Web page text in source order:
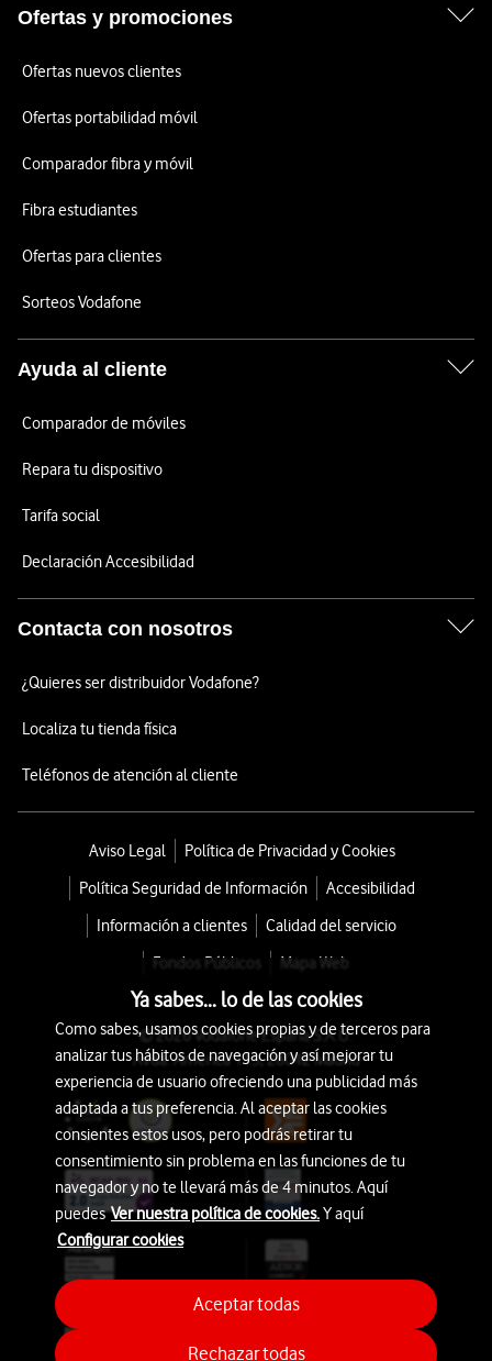
Ofertas y promociones
Ofertas nuevos clientes
Ofertas portabilidad móvil
Comparador fibra y móvil
Fibra estudiantes
Ofertas para clientes
Sorteos Vodafone
Ayuda al cliente
Comparador de móviles
Repara tu dispositivo
Tarifa social
Declaración Accesibilidad
Contacta con nosotros
¿Quieres ser distribuidor Vodafone?
Localiza tu tienda física
Teléfonos de atención al cliente
Aviso Legal
Política de Privacidad y Cookies
Política Seguridad de Información
Accesibilidad
Información a clientes
Calidad del servicio
Fondos Públicos
Mapa Web
© 2026 Vodafone España S.A.U.
Avda. América 115, 28042 Madrid
Ya sabes... lo de las cookies
Como sabes, usamos cookies propias y de terceros para
analizar tus hábitos de navegación y así mejorar tu
experiencia de usuario ofreciendo una publicidad más
adaptada a tus preferencia. Al aceptar las cookies
consientes estos usos, pero podrás retirar tu
consentimiento sin problema en las funciones de tu
navegador y no te llevará más de 4 minutos. Aquí
puedesVer nuestra política de cookies.Y aquí
Configurar cookies
Rechazar todas
Aceptar todas